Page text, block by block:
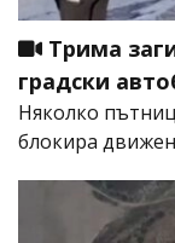
Трима
градски
Няколко
блокира